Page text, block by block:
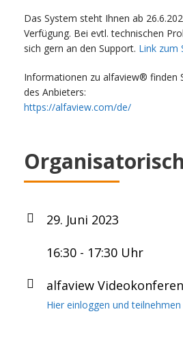
Das System steht Ihnen ab
Verfügung. Bei evtl. technischen
sich gern an den Support. Link zum
Informationen zu alfaview® finden
des Anbieters:
https://alfaview.com/de/
29. Juni 2023
16:30 - 17:30 Uhr
alfaview
Hier einloggen und teilnehmen